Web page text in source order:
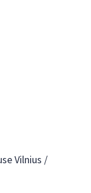
Vilnius /